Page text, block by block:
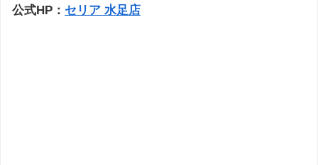
公式HP： セリア 水足店